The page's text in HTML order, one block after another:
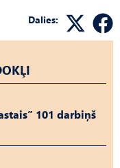
Dalies:
101 darbiņš